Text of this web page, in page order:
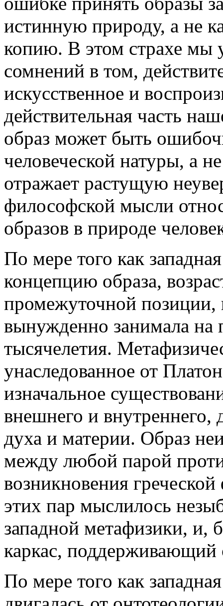
истинную природу, а не
копию. В этом страхе мы
сомнений в том,
искусственное и
действительная часть
образ может быть
человеческой натуры, а
отражает растущую
философской мысли
образов в природе
По мере того как
концепцию образа,
промежуточной позиции,
вынужденно занимала
тысячелетия.
унаследованное от
изначальное
внешнего и внутреннего,
духа и материи. Образ
между любой парой
возникновения
этих пар мыслилось
западной метафизики, и,
каркас,
По мере того как